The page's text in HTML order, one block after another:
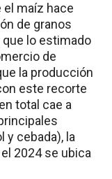
el maíz hace
de granos
que lo estimado
de
la producción
este recorte
total cae a
y cebada), la
2024 se ubica